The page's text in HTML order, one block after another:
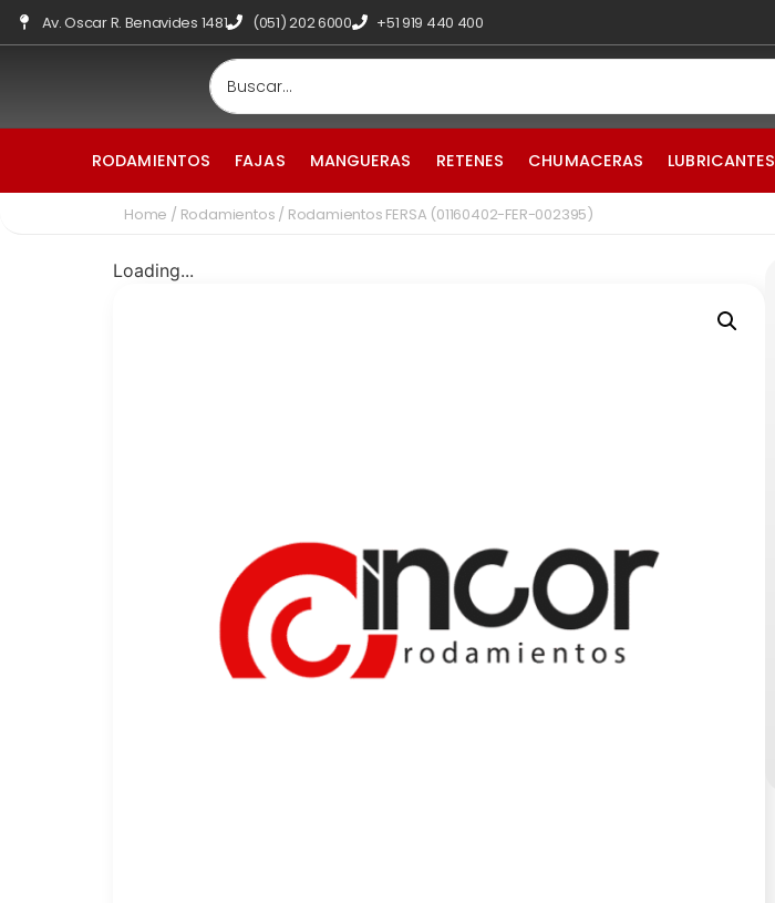
Av. Oscar R. Benavides 1481 (051) 202 6000 +51 919 440 400
RODAMIENTOS FAJAS MANGUERAS RETENES CHUMACERAS LUBRICANTES
Home / Rodamientos / Rodamientos FERSA (01160402-FER-002395)
Loading...